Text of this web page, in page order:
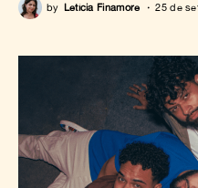
by Letícia Finamore 25 de